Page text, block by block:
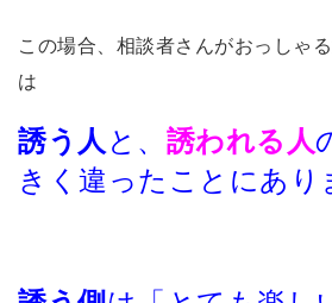
この場合、相談者さんがおっしゃ
は
誘う人 と、 誘われる人
きく違ったことにあり